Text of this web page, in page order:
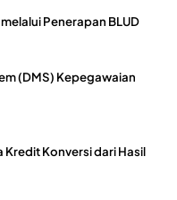
Penerapan BLUD
(DMS) Kepegawaian
Konversi dari Hasil